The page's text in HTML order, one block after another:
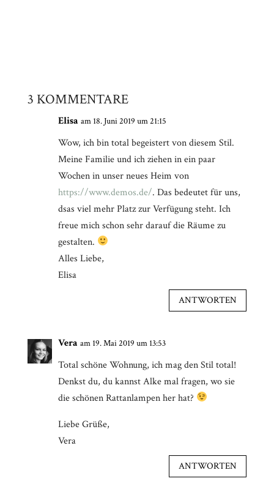
3 KOMMENTARE
Elisa am 18. Juni 2019 um 21:15
Wow, ich bin total begeistert von diesem Stil.
Meine Familie und ich ziehen in ein paar
Wochen in unser neues Heim von
https://www.demos.de/. Das bedeutet für uns,
dsas viel mehr Platz zur Verfügung steht. Ich
freue mich schon sehr darauf die Räume zu
gestalten.
Alles Liebe,
Elisa
ANTWORTEN
Vera am 19. Mai 2019 um 13:53
Total schöne Wohnung, ich mag den Stil total!
Denkst du, du kannst Alke mal fragen, wo sie
die schönen Rattanlampen her hat?
Liebe Grüße,
Vera
ANTWORTEN